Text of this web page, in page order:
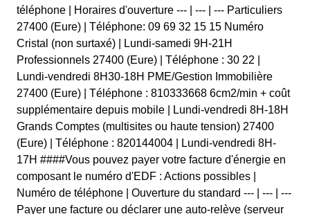
téléphone | Horaires d'ouverture --- | --- | --- Particuliers
27400 (Eure) | Téléphone: 09 69 32 15 15 Numéro
Cristal (non surtaxé) | Lundi-samedi 9H-21H
Professionnels 27400 (Eure) | Téléphone : 30 22 |
Lundi-vendredi 8H30-18H PME/Gestion Immobilière
27400 (Eure) | Téléphone : 810333668 6cm2/min + coût
supplémentaire depuis mobile | Lundi-vendredi 8H-18H
Grands Comptes (multisites ou haute tension) 27400
(Eure) | Téléphone : 820144004 | Lundi-vendredi 8H-
17H ####Vous pouvez payer votre facture d'énergie en
composant le numéro d'EDF : Actions possibles |
Numéro de téléphone | Ouverture du standard --- | --- | ---
Payer une facture ou déclarer une auto-relève (serveur